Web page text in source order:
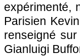
expérimenté,
Parisien
renseigné
Gianluigi